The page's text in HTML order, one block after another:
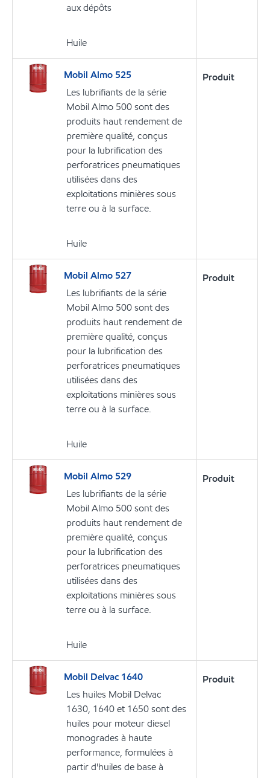
aux dépôts
Huile
Mobil Almo 525
Les lubrifiants de la série
Mobil Almo 500 sont des
produits haut rendement de
première qualité, conçus
pour la lubrification des
perforatrices pneumatiques
utilisées dans des
exploitations minières sous
terre ou à la surface.
Huile
Produit
Mobil Almo 527
Les lubrifiants de la série
Mobil Almo 500 sont des
produits haut rendement de
première qualité, conçus
pour la lubrification des
perforatrices pneumatiques
utilisées dans des
exploitations minières sous
terre ou à la surface.
Huile
Produit
Mobil Almo 529
Les lubrifiants de la série
Mobil Almo 500 sont des
produits haut rendement de
première qualité, conçus
pour la lubrification des
perforatrices pneumatiques
utilisées dans des
exploitations minières sous
terre ou à la surface.
Huile
Produit
Mobil Delvac 1640
Les huiles Mobil Delvac
1630, 1640 et 1650 sont des
huiles pour moteur diesel
monogrades à haute
performance, formulées à
partir d'huiles de base à
Produit